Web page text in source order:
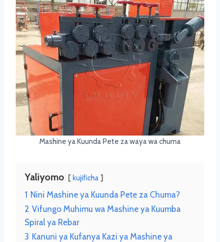
Mashine ya Kuunda Pete za waya wa chuma
Yaliyomo kujificha
1 Nini Mashine ya Kuunda Pete za Chuma?
2 Vifungo Muhimu wa Mashine ya Kuumba
Spiral ya Rebar
3 Kanuni ya Kufanya Kazi ya Mashine ya